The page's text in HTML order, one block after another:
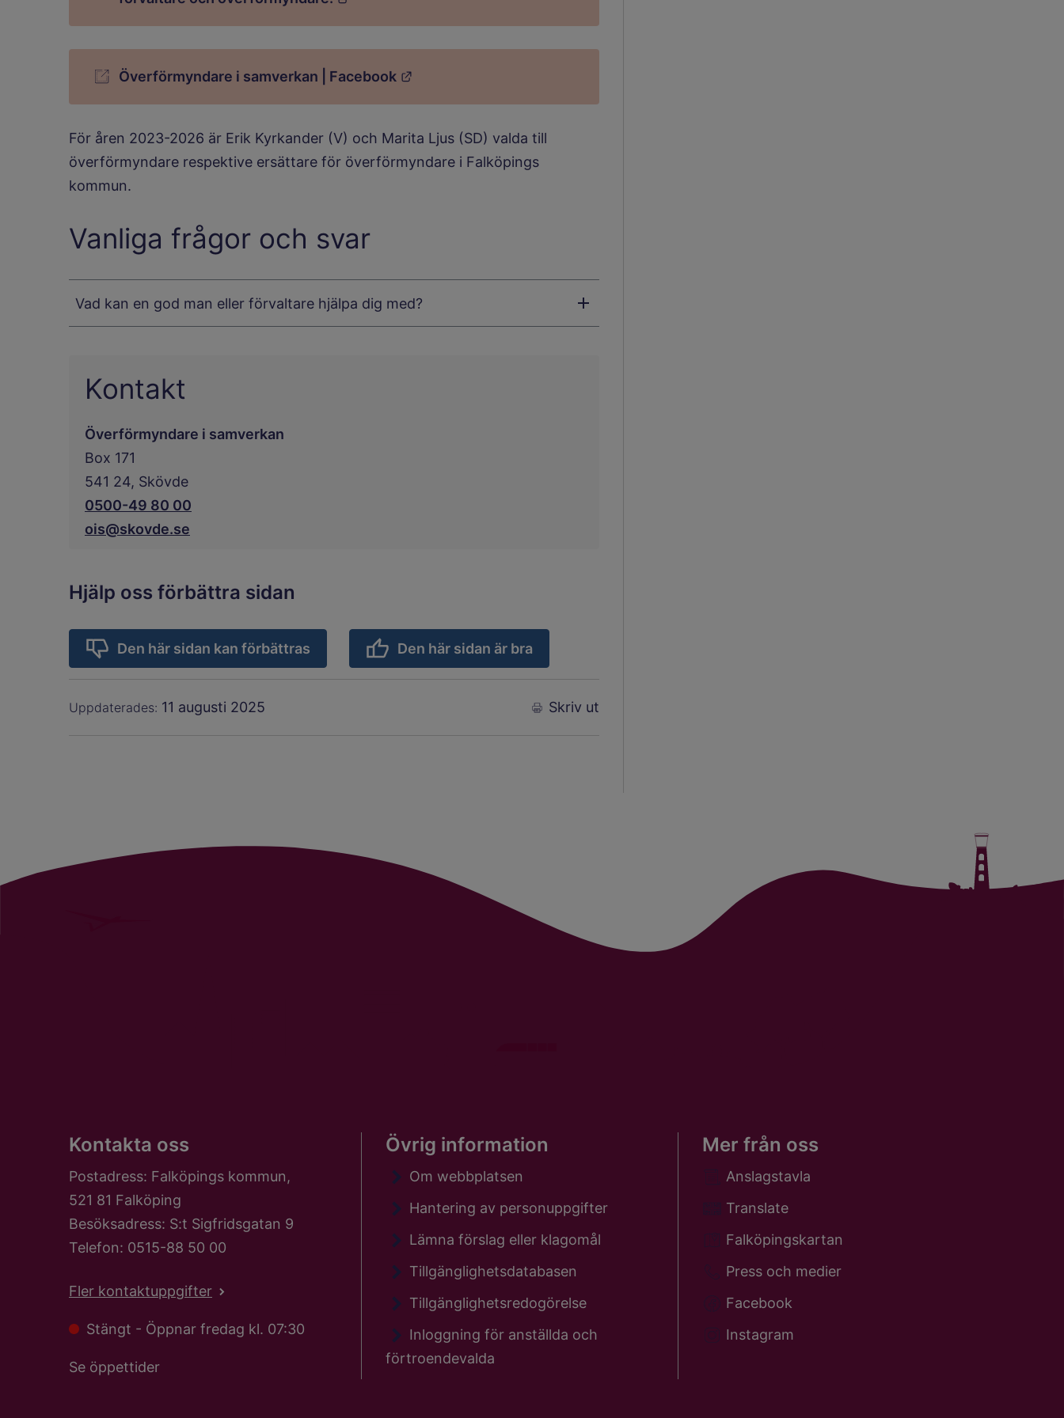
Överförmyndare i samverkan | Facebook
För åren 2023-2026 är Erik Kyrkander (V) och Marita Ljus (SD) valda till
överförmyndare respektive ersättare för överförmyndare i Falköpings
kommun.
Vanliga frågor och svar
Vad kan en god man eller förvaltare hjälpa dig med?
Kontakt
Överförmyndare i samverkan
Box 171
541 24, Skövde
0500-49 80 00
ois@skovde.se
Hjälp oss förbättra sidan
Den här sidan kan förbättras Den här sidan är bra
Uppdaterades: 11 augusti 2025 Skriv ut
Kontakta oss
Postadress: Falköpings kommun,
521 81 Falköping
Besöksadress: S:t Sigfridsgatan 9
Telefon: 0515-88 50 00
Fler kontaktuppgifter
Stängt - Öppnar fredag kl. 07:30
Se öppettider
Övrig information
Om webbplatsen
Hantering av personuppgifter
Lämna förslag eller klagomål
Tillgänglighetsdatabasen
Tillgänglighetsredogörelse
Inloggning för anställda och
förtroendevalda
Mer från oss
Anslagstavla
Translate
Falköpingskartan
Press och medier
Facebook
Instagram